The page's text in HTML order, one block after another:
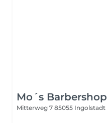
Mo´s Barbershop
Mitterweg 7 85055 Ingolstadt